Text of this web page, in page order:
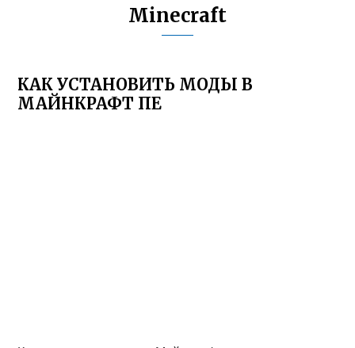
Minecraft
КАК УСТАНОВИТЬ МОДЫ В
МАЙНКРАФТ ПЕ